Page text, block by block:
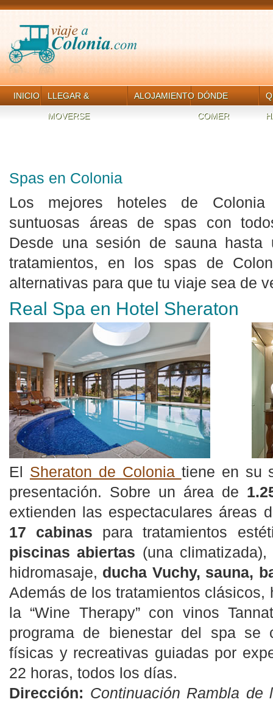
INICIO LLEGAR &
MOVERSE
ALOJAMIENTO DÓNDE
COMER
Spas en Colonia
Los mejores hoteles de Colonia
suntuosas áreas de spas con
Desde una sesión de sauna hasta
tratamientos, en los spas de
alternativas para que tu viaje sea de
Real Spa en Hotel Sheraton
El Sheraton de Colonia tiene en su
presentación. Sobre un área de
extienden las espectaculares áreas
17 cabinas para tratamientos
piscinas abiertas (una
hidromasaje, ducha Vuchy, sauna,
Además de los tratamientos clásicos,
la “Wine Therapy” con vinos
programa de bienestar del spa se
físicas y recreativas guiadas por
22 horas, todos los días.
Dirección: Continuación Rambla de